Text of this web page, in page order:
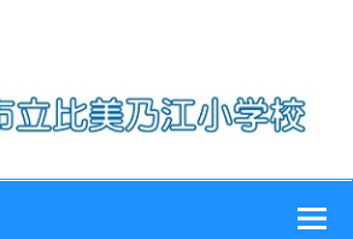
江小学校